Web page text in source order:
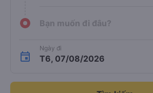
Bạn muốn đi đâu?
Ngày đi
T6, 07/08/2026